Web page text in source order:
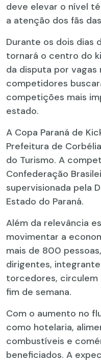
deve elevar o nível
a atenção dos fãs
Durante os dois dias
tornará o centro do
da disputa por vagas
competidores
competições mais
estado.
A Copa Paraná de
Prefeitura de
do Turismo. A
Confederação
supervisionada pela
Estado do Paraná.
Além da relevância
movimentar a
mais de 800
dirigentes,
torcedores, circulem
fim de semana.
Com o aumento no
como hotelaria,
combustíveis e
beneficiados. A